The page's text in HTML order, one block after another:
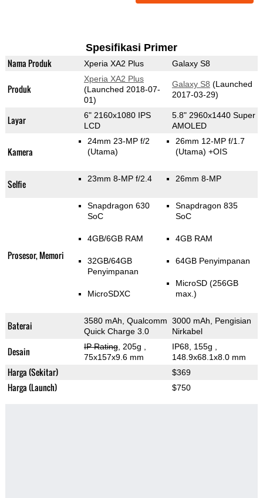
Spesifikasi Primer
Nama Produk Xperia XA2 Plus Galaxy S8
Produk
Xperia XA2 Plus
(Launched 2018-07-
01)
Galaxy S8 (Launched
2017-03-29)
Layar
6" 2160x1080 IPS
LCD
5.8" 2960x1440 Super
AMOLED
Kamera
24mm 23-MP f/2
(Utama)
26mm 12-MP f/1.7
(Utama) +OIS
Selfie 23mm 8-MP f/2.4 26mm 8-MP
Prosesor, Memori
Snapdragon 630
SoC
4GB/6GB RAM
32GB/64GB
Penyimpanan
MicroSDXC
Snapdragon 835
SoC
4GB RAM
64GB Penyimpanan
MicroSD (256GB
max.)
Baterai
3580 mAh, Qualcomm
Quick Charge 3.0
3000 mAh, Pengisian
Nirkabel
Desain IP Rating, 205g
75x157x9.6 mm
IP68, 155g
148.9x68.1x8.0 mm
Harga (Sekitar) $369
Harga (Launch) $750